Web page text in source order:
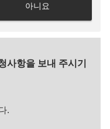
아니요
사항을 보내 주시기
.